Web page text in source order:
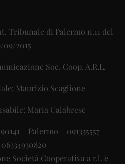
Tribunale di Palermo n.11 del
09/2015
Soc. Coop. A.R.L.
Maurizio Scaglione
Maria Calabrese
– Palermo – 091335557
06334930820
Società Cooperativa a r.l. è